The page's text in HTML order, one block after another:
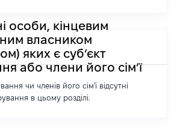
особи, кінцевим
власником
яких є суб’єкт
або члени його сім’ї
чи членів його сім'ї відсутні
в цьому розділі.